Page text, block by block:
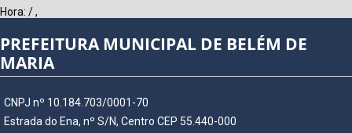
Hora: /,
PREFEITURA MUNICIPAL DE BELÉM DE
MARIA
CNPJ nº 10.184.703/0001-70
Estrada do Ena, nº S/N, Centro CEP 55.440-000